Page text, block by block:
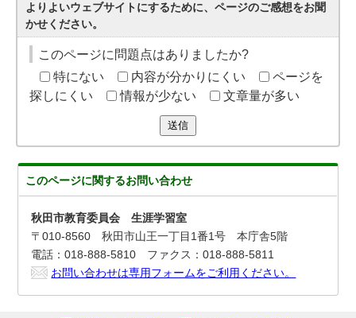
よりよいウェブサイトにするために、ページのご感想をお聞
かせください。
このページに問題点はありましたか?
特にない
内容が分かりにくい
ページを
探しにくい
情報が少ない 文章量が多い
送信
このページに関するお問い合わせ
秋田市教育委員会 生涯学習室
〒010-8560 秋田市山王一丁目1番1号 本庁舎5階
電話：018-888-5810 ファクス：018-888-5811
お問い合わせは専用フォームをご利用ください。